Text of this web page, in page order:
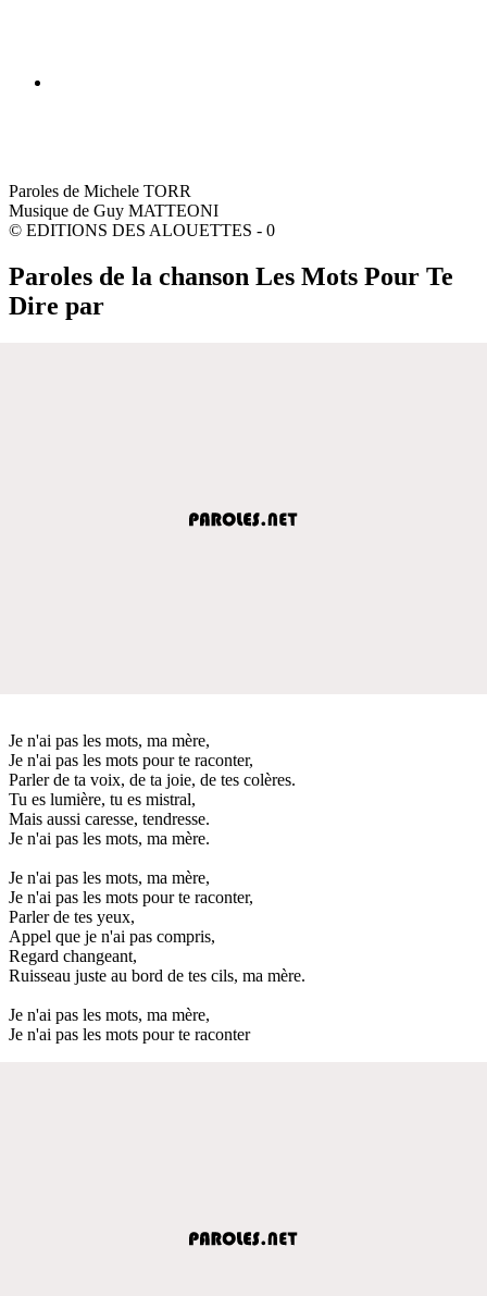
Paroles de Michele TORR
Musique de Guy MATTEONI
© EDITIONS DES ALOUETTES - 0
Paroles de la chanson Les Mots Pour Te
Dire par
Je n'ai pas les mots, ma mère,
Je n'ai pas les mots pour te raconter,
Parler de ta voix, de ta joie, de tes colères.
Tu es lumière, tu es mistral,
Mais aussi caresse, tendresse.
Je n'ai pas les mots, ma mère.
Je n'ai pas les mots, ma mère,
Je n'ai pas les mots pour te raconter,
Parler de tes yeux,
Appel que je n'ai pas compris,
Regard changeant,
Ruisseau juste au bord de tes cils, ma mère.
Je n'ai pas les mots, ma mère,
Je n'ai pas les mots pour te raconter